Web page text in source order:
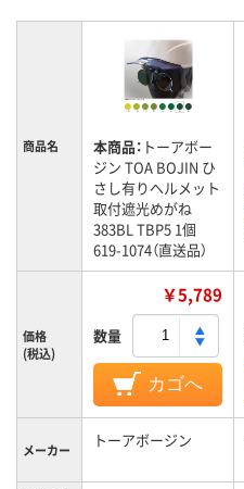
商品名 本商品： トーアボー
ジン TOA BOJIN ひ
さし有りヘルメット
取付遮光めがね
383BL TBP5 1個
619-1074（直送品）
価格
(税込)
￥5,789
数量
カゴへ
メーカー トーアボージン